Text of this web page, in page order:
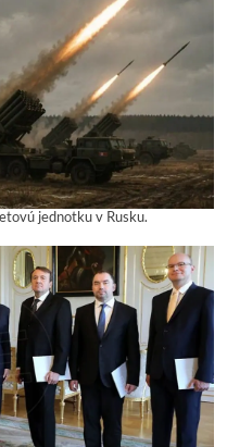
jednotku v Rusku.